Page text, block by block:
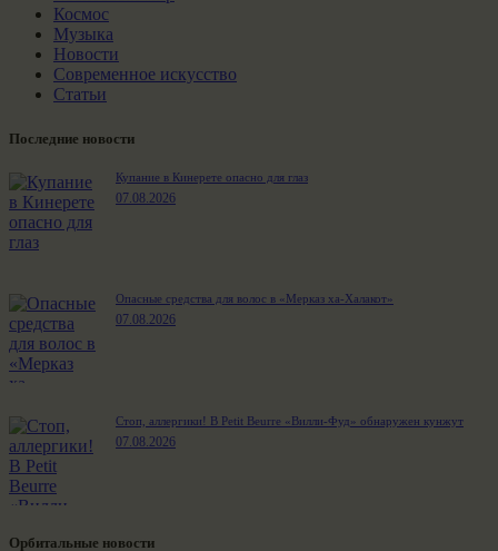
Космос
Музыка
Новости
Современное искусство
Статьи
Последние новости
Купание в Кинерете опасно для глаз
07.08.2026
Опасные средства для волос в «Мерказ ха-Халакот»
07.08.2026
Стоп, аллергики! В Petit Beurre «Вилли-Фуд» обнаружен кунжут
07.08.2026
Орбитальные новости